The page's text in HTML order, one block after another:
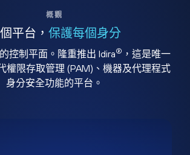
概觀
平台， 保護每個身分
控制平面。隆重推出 Idira® ，這是唯一
權限存取管理 (PAM)、機器及代理程式
身分安全功能的平台。